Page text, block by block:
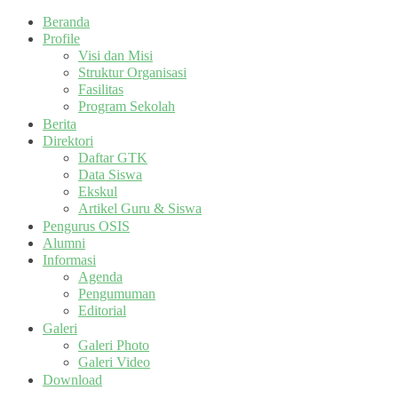
Beranda
Profile
Visi dan Misi
Struktur Organisasi
Fasilitas
Program Sekolah
Berita
Direktori
Daftar GTK
Data Siswa
Ekskul
Artikel Guru & Siswa
Pengurus OSIS
Alumni
Informasi
Agenda
Pengumuman
Editorial
Galeri
Galeri Photo
Galeri Video
Download